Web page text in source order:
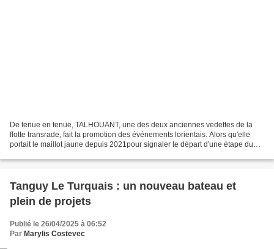
De tenue en tenue, TALHOUANT, une des deux anciennes vedettes de la
flotte transrade, fait la promotion des événements lorientais. Alors qu'elle
portait le maillot jaune depuis 2021pour signaler le départ d'une étape du
Tanguy Le Turquais : un nouveau bateau et
plein de projets
Publié le 26/04/2025 à 06:52
Par Marylis Costevec